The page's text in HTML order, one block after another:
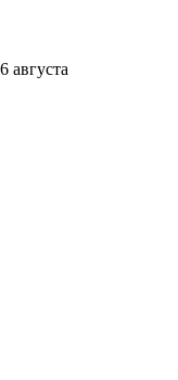
6 августа